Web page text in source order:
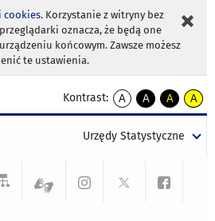
cookies. Korzystanie z witryny bez
oznacza, że będą one
końcowym. Zawsze możesz
te ustawienia.
Kontrast:
A
kontrast
A
kontrast
tekst
czarnym
A
kontrast
tekst
czarnym
A
tekst
żółtym
Urzędy Statystyczne